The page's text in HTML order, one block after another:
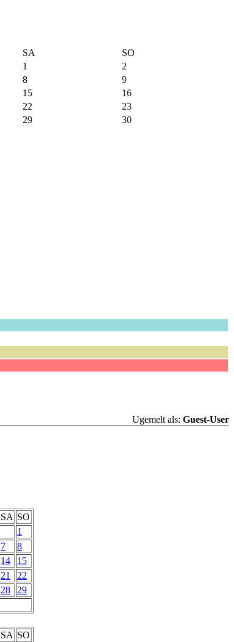
SA
SO
1
2
8
9
15
16
22
23
29
30
Ugemelt als: Guest-User
SA SO
1
7
8
14
15
21
22
28
29
SA SO